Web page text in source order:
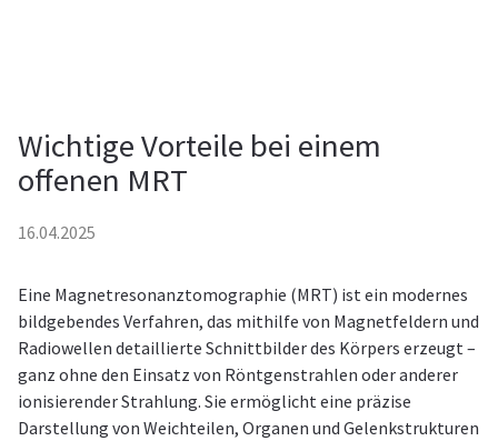
Wichtige Vorteile bei einem
offenen MRT
16.04.2025
Eine Magnetresonanztomographie (MRT) ist ein modernes
bildgebendes Verfahren, das mithilfe von Magnetfeldern und
Radiowellen detaillierte Schnittbilder des Körpers erzeugt –
ganz ohne den Einsatz von Röntgenstrahlen oder anderer
ionisierender Strahlung. Sie ermöglicht eine präzise
Darstellung von Weichteilen, Organen und Gelenkstrukturen